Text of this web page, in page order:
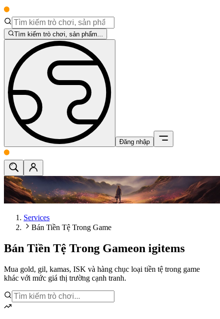
Tìm kiếm trò chơi, sản phẩm...
Đăng nhập
Services
Bán Tiền Tệ Trong Game
Bán Tiền Tệ Trong Gameon igitems
Mua gold, gil, kamas, ISK và hàng chục loại tiền tệ trong game
khác với mức giá thị trường cạnh tranh.